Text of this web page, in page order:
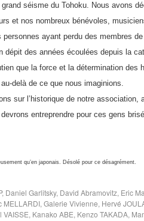
séisme du Tohoku. Nous avons
et nos nombreux bénévoles,
personnes ayant perdu des membres
dépit des années écoulées depuis la
que la force et la détermination des
delà de ce que nous imaginions.
sur l’historique de notre association,
entreprendre pour ces gens
qu’en japonais. Désolé pour ce désagrément.
, Daniel Garlitsky, David Abramovitz, Eric
MELLARDI, Galerie Vivienne, Hervé
VAISSE, Kanako ABE, Kenzo TAKADA,